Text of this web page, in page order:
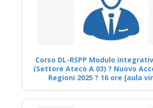
Corso DL-RSPP Modulo
(Settore Ateco A 03) ? Nuovo
Regioni 2025 ? 16 ore [aula